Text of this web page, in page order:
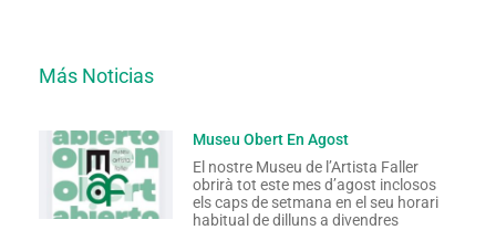
Más Noticias
Museu Obert En Agost
El nostre Museu de l’Artista Faller
obrirà tot este mes d’agost inclosos
els caps de setmana en el seu horari
habitual de dilluns a divendres